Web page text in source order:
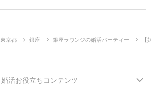
東京都 銀座 銀座ラウンジの婚活パーティー 【
婚活お役立ちコンテンツ